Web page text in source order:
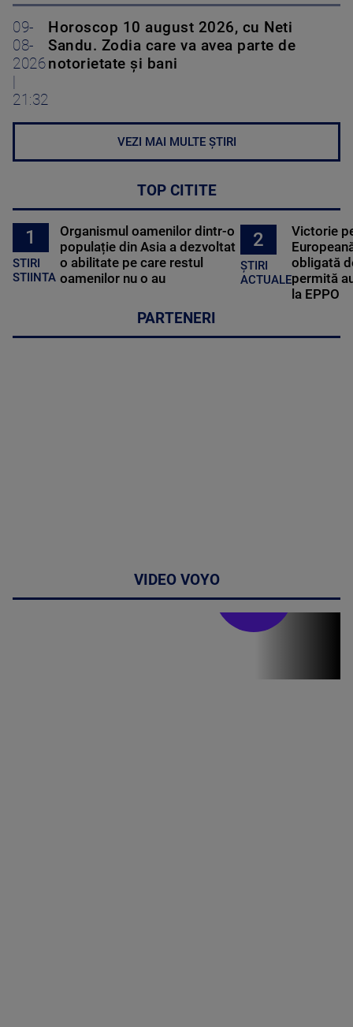
09-
08-
2026
21:32
Horoscop 10 august 2026, cu Neti
Sandu. Zodia care va avea parte de
notorietate și bani
VEZI MAI MULTE ȘTIRI
TOP CITITE
1
STIRI
STIINTA
Organismul oamenilor dintr-o
populație din Asia a dezvoltat
o abilitate pe care restul
oamenilor nu o au
2
ȘTIRI
ACTUALE
Victorie
obligată
permită
la EPPO
PARTENERI
VIDEO VOYO